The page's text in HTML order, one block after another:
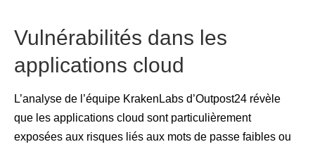
Vulnérabilités dans les
applications cloud
L’analyse de l’équipe KrakenLabs d’Outpost24 révèle
que les applications cloud sont particulièrement
exposées aux risques liés aux mots de passe faibles ou